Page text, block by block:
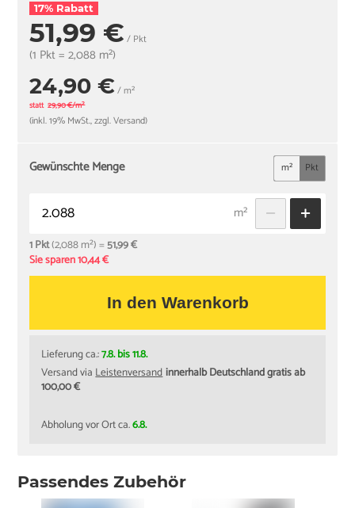
17% Rabatt
51,99 € / Pkt
(1 Pkt = 2,088 m²)
24,90 €/ m²
statt 29,90 €/m²
(inkl. 19% MwSt., zzgl. Versand)
Gewünschte Menge m² Pkt
m²
1 Pkt(2,088 m²) =51,99 €
Sie sparen 10,44 €
In den Warenkorb
Lieferung ca.:7.8. bis 11.8.
Versand viaLeistenversandinnerhalb Deutschland gratis ab
100,00 €
Abholung vor Ort ca.6.8.
Passendes Zubehör